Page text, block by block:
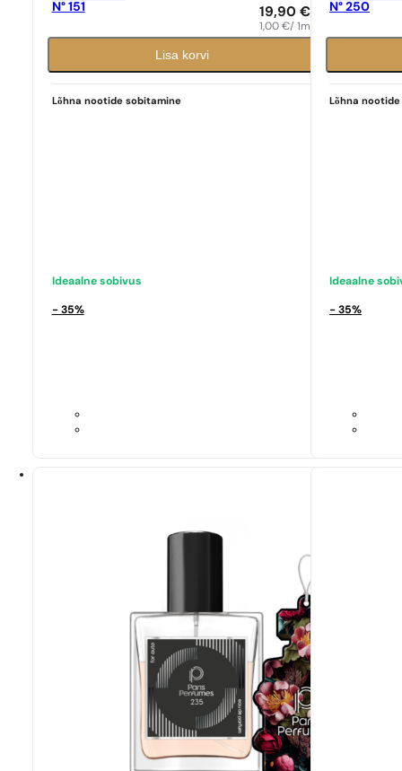
Ideaalne sobivus
Ideaalne
N° 151 19,90 €
1,00 €/ 1ml
Lisa korvi
Lõhna nootide sobitamine
Ideaalne sobivus
- 35%
N° 250
Lõhna
Ideaalne
- 35%